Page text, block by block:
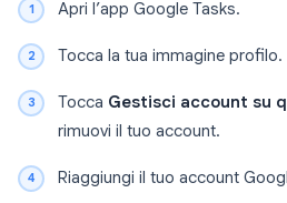
Apri l’app Google Tasks.
Tocca la tua immagine profilo.
Tocca Gestisci account su
rimuovi il tuo account.
Riaggiungi il tuo account